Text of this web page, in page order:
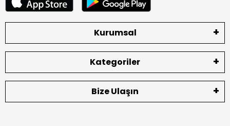
Kurumsal
Kategoriler
Bize Ulaşın